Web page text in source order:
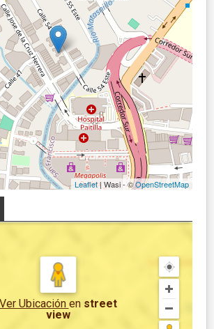
Leaflet| Wasi - ©OpenStreetMap
Ver Ubicación en street
view